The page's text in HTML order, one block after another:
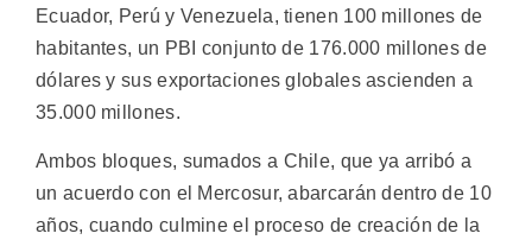
Ecuador, Perú y Venezuela, tienen 100 millones de
habitantes, un PBI conjunto de 176.000 millones de
dólares y sus exportaciones globales ascienden a
35.000 millones.
Ambos bloques, sumados a Chile, que ya arribó a
un acuerdo con el Mercosur, abarcarán dentro de 10
años, cuando culmine el proceso de creación de la